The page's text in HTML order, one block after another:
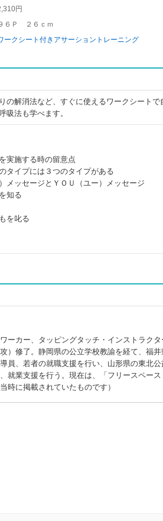
円
６Ｐ ２６ｃｍ
ークシート付きアサーショントレーニング
の解消法など、すぐに使えるワークシートで
吸法も学べます。
実施する時の留意点
イプには３つのタイプがある
ッセージとＹＯＵ（ユー）メッセージ
知る
を叱る
ーカー、タッピングタッチ・インストラク
）修了。静岡県の公立学校教諭を経て、福
員、若者の就職支援を行い、山形県の東北
就業支援を行う。現在は、「フリースペー
に掲載されていたものです）